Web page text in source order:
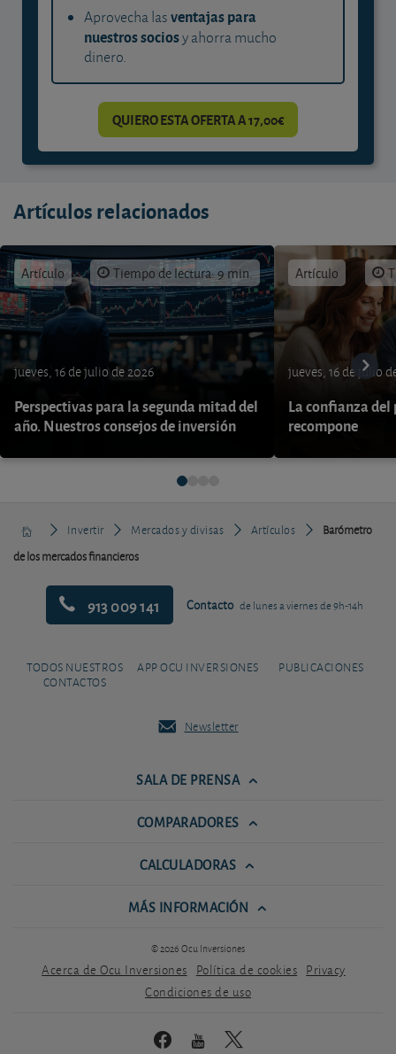
Aprovecha lasventajas para
nuestros sociosy ahorra mucho
dinero.
QUIERO ESTA OFERTA A 17,00€
Artículos relacionados
Artículo Tiempo de lectura: 9 min.
jueves, 16 de julio de 2026
Perspectivas para la segunda mitad del
año. Nuestros consejos de inversión
Artículo
jueves, 16 de julio
La confianza del
recompone
Invertir Mercados y divisas Artículos
Barómetro
de los mercados financieros
913 009 141 Contacto de lunes a viernes de 9h-14h
TODOS NUESTROS
CONTACTOS
APP OCU INVERSIONES PUBLICACIONES
Newsletter
SALA DE PRENSA
COMPARADORES
CALCULADORAS
MÁS INFORMACIÓN
© 2026 Ocu Inversiones
Acerca de Ocu Inversiones Política de cookies Privacy
Condiciones de uso